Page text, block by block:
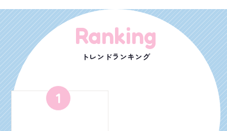
Ranking
トレンドランキング
1